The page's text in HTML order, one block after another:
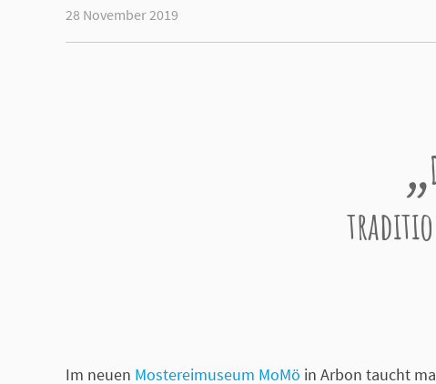
28 November 2019
Im neuen Mostereimuseum MoMö in Arbon taucht